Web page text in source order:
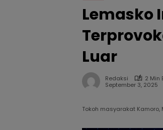
Lemasko
Luar
Redaksi
2 Min
September 3, 2025
Tokoh masyarakat